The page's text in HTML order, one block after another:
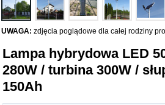
UWAGA: zdjęcia poglądowe dla całej rodziny
Lampa hybrydowa LED
280W / turbina 300W /
150Ah